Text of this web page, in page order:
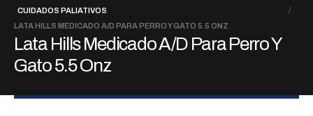
CUIDADOS PALIATIVOS
LATA HILLS MEDICADO A/D PARA PERRO Y GATO 5.5 ONZ
Lata Hills Medicado A/D Para Perro Y
Gato 5.5 Onz